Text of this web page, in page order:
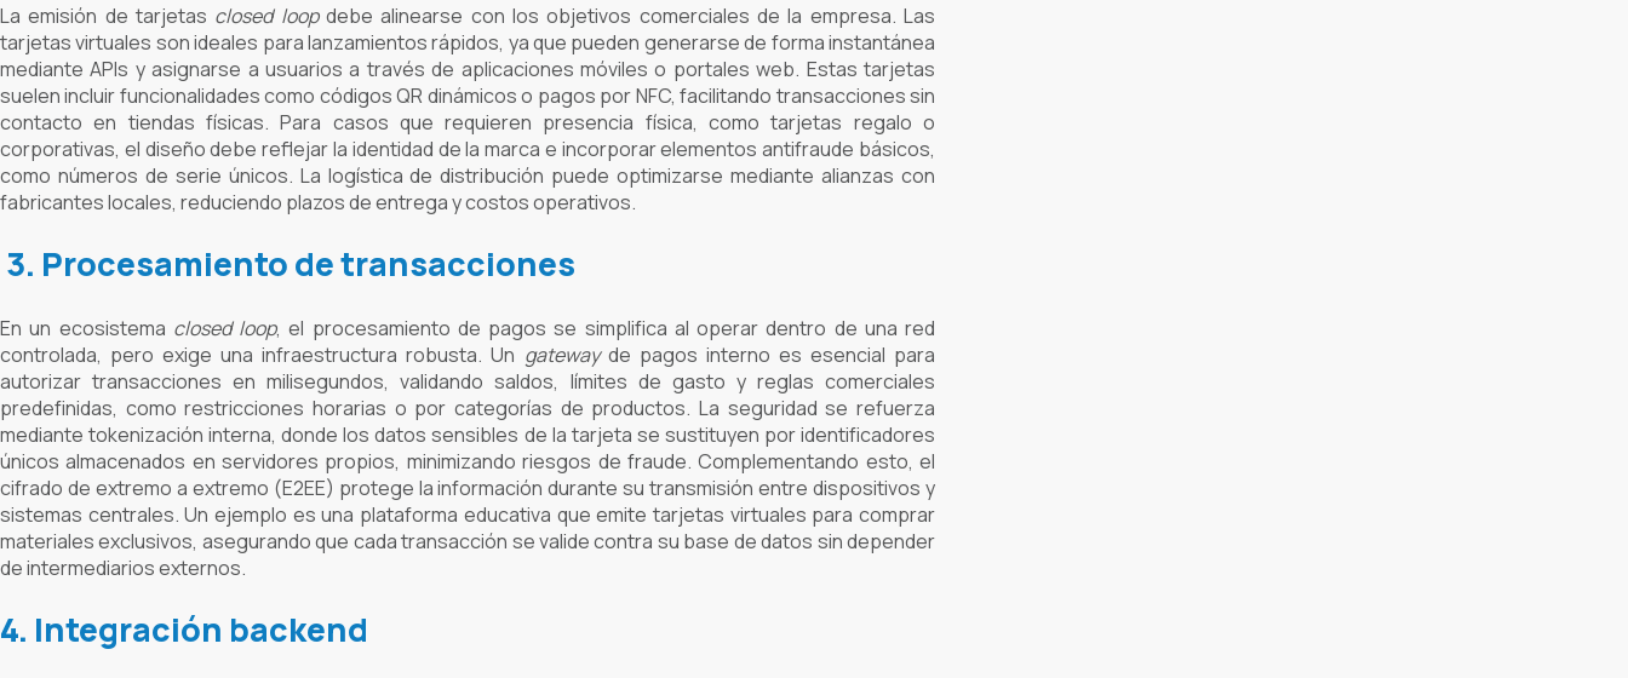
La emisión de tarjetas closed loopdebe alinearse con los objetivos comerciales de la empresa. Las
tarjetas virtuales son ideales para lanzamientos rápidos, ya que pueden generarse de forma instantánea
mediante APIs y asignarse a usuarios a través de aplicaciones móviles o portales web. Estas tarjetas
suelen incluir funcionalidades como códigos QR dinámicos o pagos por NFC, facilitando transacciones sin
contacto en tiendas físicas. Para casos que requieren presencia física, como tarjetas regalo o
corporativas, el diseño debe reflejar la identidad de la marca e incorporar elementos antifraude básicos,
como números de serie únicos. La logística de distribución puede optimizarse mediante alianzas con
fabricantes locales, reduciendo plazos de entrega y costos operativos.
3. Procesamiento de transacciones
En un ecosistema closed loop, el procesamiento de pagos se simplifica al operar dentro de una red
controlada, pero exige una infraestructura robusta. Un gatewayde pagos interno es esencial para
autorizar transacciones en milisegundos, validando saldos, límites de gasto y reglas comerciales
predefinidas, como restricciones horarias o por categorías de productos. La seguridad se refuerza
mediante tokenización interna, donde los datos sensibles de la tarjeta se sustituyen por identificadores
únicos almacenados en servidores propios, minimizando riesgos de fraude. Complementando esto, el
cifrado de extremo a extremo (E2EE) protege la información durante su transmisión entre dispositivos y
sistemas centrales. Un ejemplo es una plataforma educativa que emite tarjetas virtuales para comprar
materiales exclusivos, asegurando que cada transacción se valide contra su base de datos sin depender
de intermediarios externos.
4. Integración backend